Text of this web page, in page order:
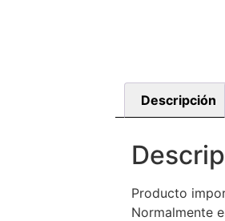
Descripción
Producto
Normalmente